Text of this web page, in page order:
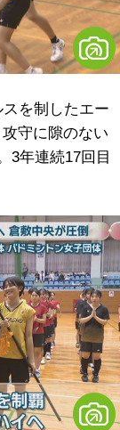
を制したエー
守に隙のない
3年連続17回目